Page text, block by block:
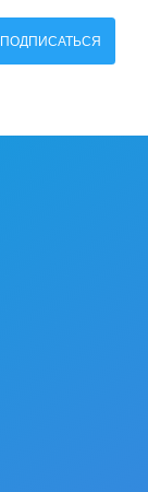
ПОДПИСАТЬСЯ